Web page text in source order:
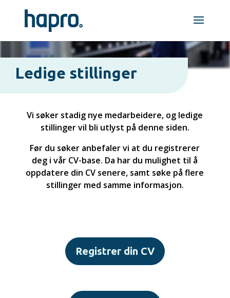
Ledige stillinger
Vi søker stadig nye medarbeidere, og ledige
stillinger vil bli utlyst på denne siden.
Før du søker anbefaler vi at du registrerer
deg i vår CV-base. Da har du mulighet til å
oppdatere din CV senere, samt søke på flere
stillinger med samme informasjon.
Registrer din CV